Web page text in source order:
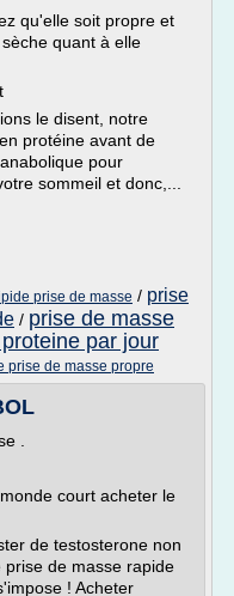
qu'elle soit propre et
quant à elle
le disent, notre
protéine avant de
pour
sommeil et donc,...
prise de masse / prise
/ prise de masse
par jour
prise de masse propre
.
court acheter le
de testosterone non
de masse rapide
! Acheter